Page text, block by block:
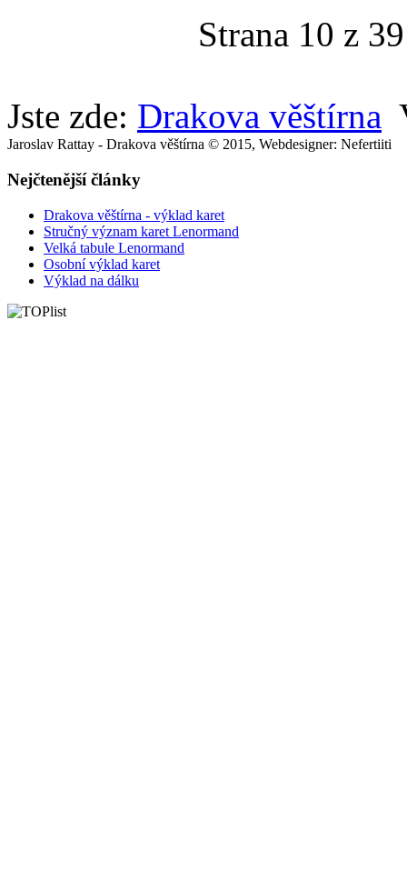
Strana 10 z 39
Jste zde: Drakova věštírna
Jaroslav Rattay - Drakova věštírna © 2015, Webdesigner: Nefertiiti
Nejčtenější články
Drakova věštírna - výklad karet
Stručný význam karet Lenormand
Velká tabule Lenormand
Osobní výklad karet
Výklad na dálku